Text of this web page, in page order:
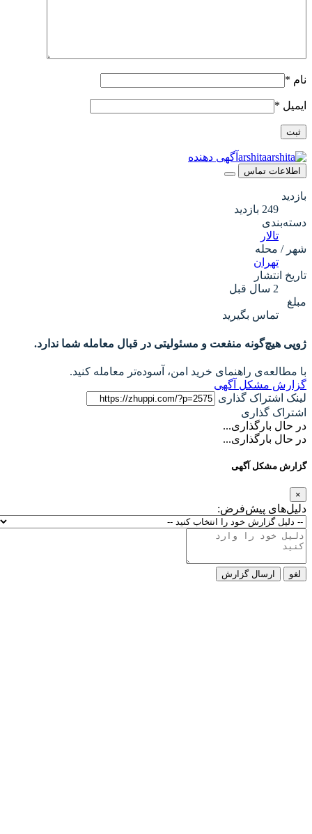
نام *
ایمیل *
arshitaآگهی دهنده
اطلاعات تماس
بازدید
249 بازدید
دسته‌بندی
تالار
شهر / محله
تهران
تاریخ انتشار
2 سال قبل
مبلغ
تماس بگیرید
ژوپی هیچ‌گونه منفعت و مسئولیتی در قبال معامله شما ندارد.
با مطالعه‌ی راهنمای خرید امن، آسوده‌تر معامله کنید.
گزارش مشکل آگهی
لینک اشتراک گذاری
اشتراک گذاری
در حال بارگذاری...
در حال بارگذاری...
گزارش مشکل آگهی
×
دلیل‌های پیش‌فرض:
لغو ارسال گزارش